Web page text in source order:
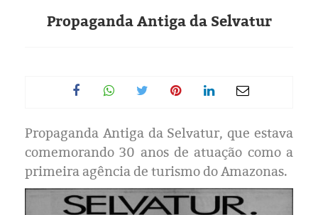
Contato
Amazonas
Manaus
História
Eleições 2024
Propaganda Antiga da Selvatur
Propaganda Antiga da Selvatur, que estava
comemorando 30 anos de atuação como a
primeira agência de turismo do Amazonas.